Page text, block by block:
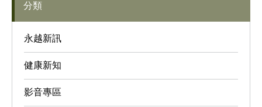
分類
永越新訊
健康新知
影音專區